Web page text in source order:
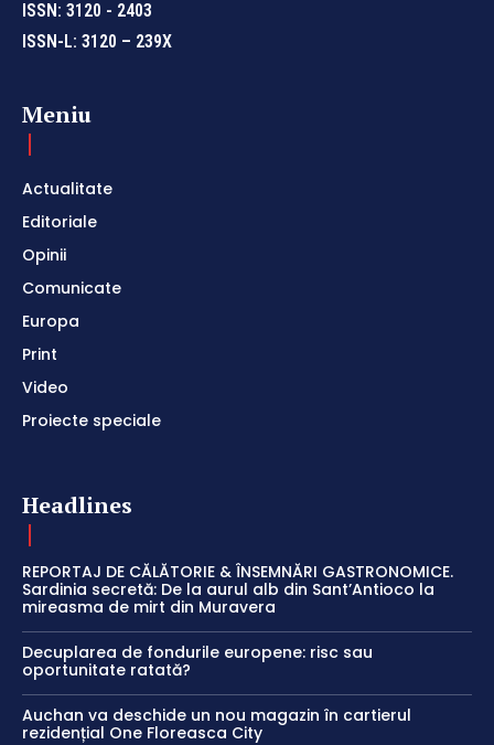
ISSN: 3120 - 2403
ISSN-L: 3120 – 239X
Meniu
Actualitate
Editoriale
Opinii
Comunicate
Europa
Print
Video
Proiecte speciale
Headlines
REPORTAJ DE CĂLĂTORIE & ÎNSEMNĂRI GASTRONOMICE.
Sardinia secretă: De la aurul alb din Sant’Antioco la
mireasma de mirt din Muravera
Decuplarea de fondurile europene: risc sau
oportunitate ratată?
Auchan va deschide un nou magazin în cartierul
rezidențial One Floreasca City